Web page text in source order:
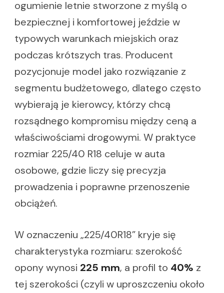
ogumienie letnie stworzone z myślą o
bezpiecznej i komfortowej jeździe w
typowych warunkach miejskich oraz
podczas krótszych tras. Producent
pozycjonuje model jako rozwiązanie z
segmentu budżetowego, dlatego często
wybierają je kierowcy, którzy chcą
rozsądnego kompromisu między ceną a
właściwościami drogowymi. W praktyce
rozmiar 225/40 R18 celuje w auta
osobowe, gdzie liczy się precyzja
prowadzenia i poprawne przenoszenie
obciążeń.
W oznaczeniu „225/40R18” kryje się
charakterystyka rozmiaru: szerokość
opony wynosi 225 mm, a profil to 40% z
tej szerokości (czyli w uproszczeniu około